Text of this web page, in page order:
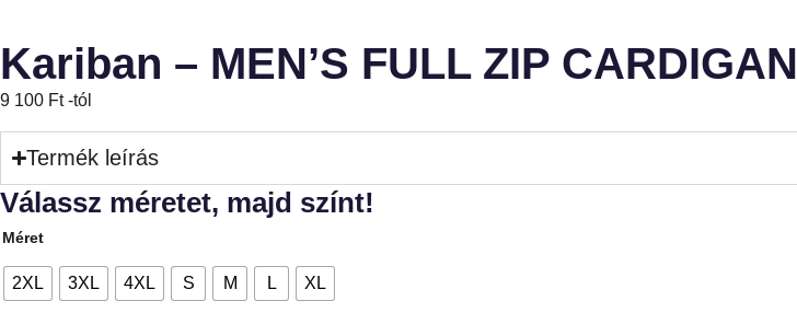
Kariban – MEN’S FULL ZIP CARDIGAN
9 100 Ft-tól
Termék leírás
Válassz méretet, majd színt!
Méret
2XL 3XL 4XL S M L XL